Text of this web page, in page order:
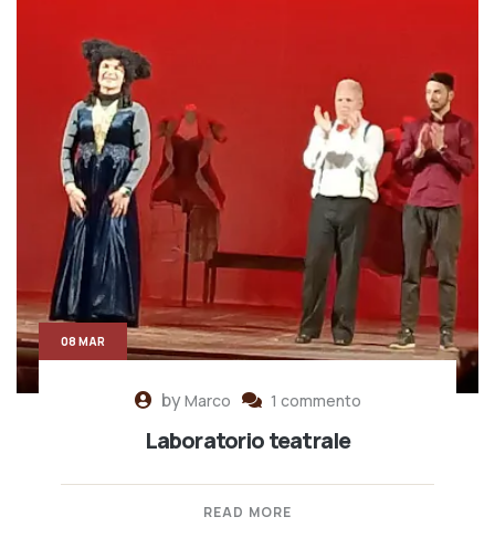
byMarco 1 commento
Laboratorio teatrale
READ MORE
08 MAR